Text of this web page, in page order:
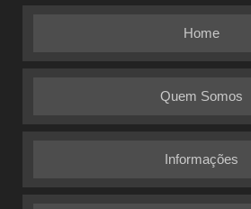
Home
Quem Somos
Informações